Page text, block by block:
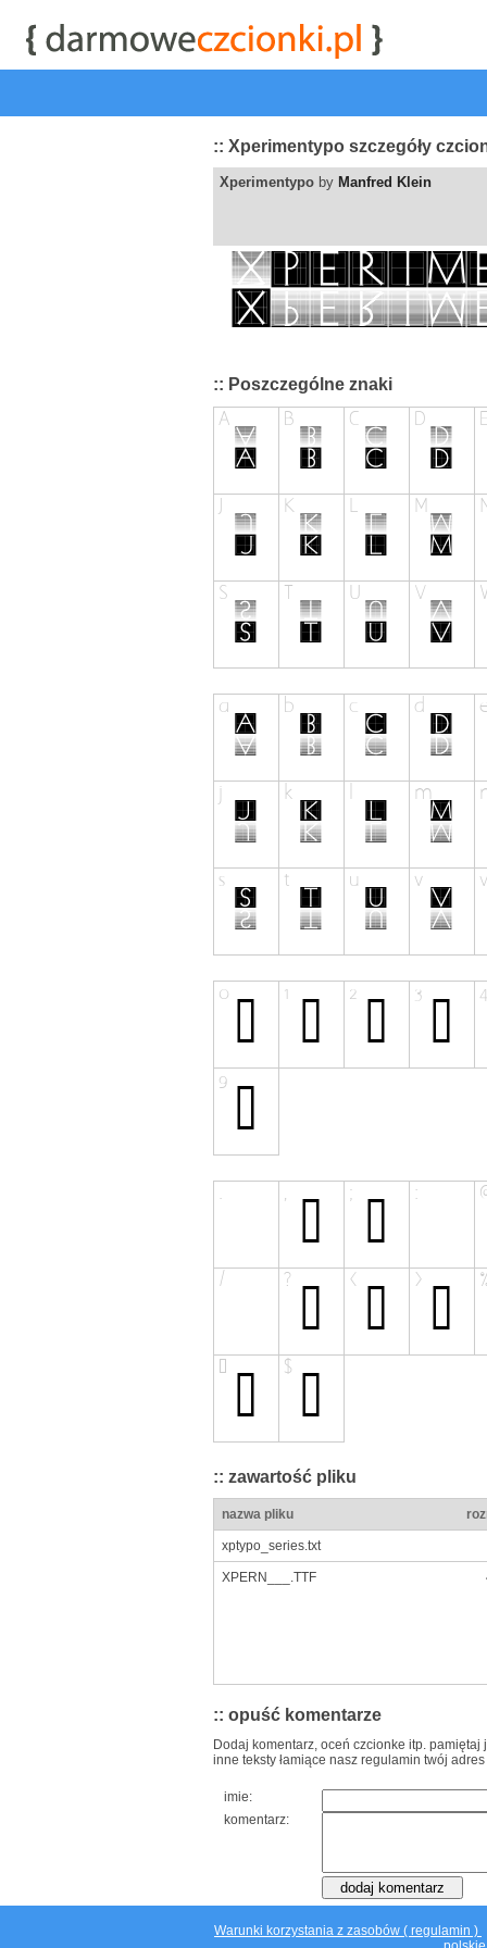
| przeglądaj najwyżej
:: Xperimentypo szczegóły
Xperimentypo by Manfred Klein
:: Poszczególne znaki
:: zawartość pliku
nazwa pliku
xptypo_series.txt
XPERN___.TTF
:: opuść komentarze
Dodaj komentarz, oceń czcionke itp.
inne teksty łamiące nasz regulamin twój
imie:
komentarz:
Warunki korzystania z zasobów ( regulamin )